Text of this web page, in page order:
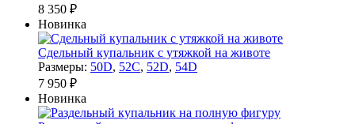
8 350 ₽
Новинка
Cдельный купальник с утяжкой на животе
Размеры: 50D, 52C, 52D, 54D
7 950 ₽
Новинка